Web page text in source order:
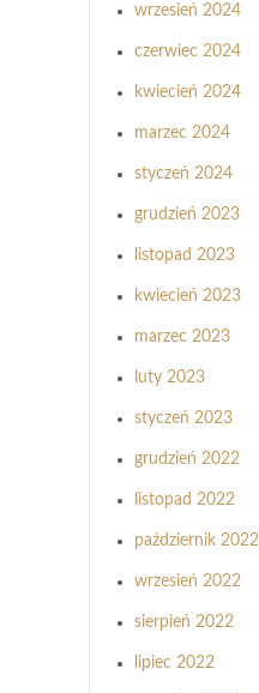
wrzesień 2024
czerwiec 2024
kwiecień 2024
marzec 2024
styczeń 2024
grudzień 2023
listopad 2023
kwiecień 2023
marzec 2023
luty 2023
styczeń 2023
grudzień 2022
listopad 2022
październik 2022
wrzesień 2022
sierpień 2022
lipiec 2022